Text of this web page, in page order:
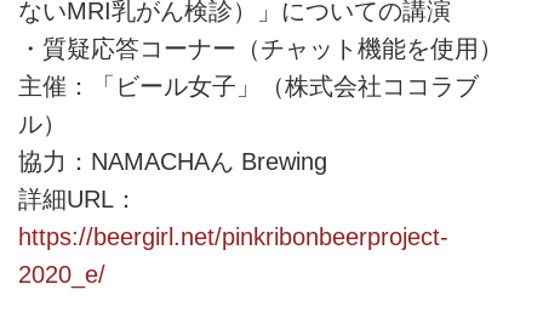
ないMRI乳がん検診）」についての講演
・質疑応答コーナー（チャット機能を使用）
主催：「ビール女子」（株式会社ココラブ
ル）
協力：NAMACHAん Brewing
詳細URL：
https://beergirl.net/pinkribonbeerproject-
2020_e/